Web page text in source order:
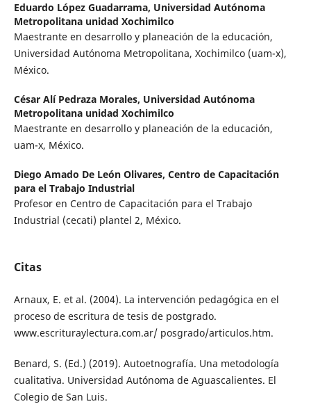
Eduardo López Guadarrama, Universidad Autónoma
Metropolitana unidad Xochimilco
Maestrante en desarrollo y planeación de la educación,
Universidad Autónoma Metropolitana, Xochimilco (uam-x),
México.
César Alí Pedraza Morales, Universidad Autónoma
Metropolitana unidad Xochimilco
Maestrante en desarrollo y planeación de la educación,
uam-x, México.
Diego Amado De León Olivares, Centro de Capacitación
para el Trabajo Industrial
Profesor en Centro de Capacitación para el Trabajo
Industrial (cecati) plantel 2, México.
Citas
Arnaux, E. et al. (2004). La intervención pedagógica en el
proceso de escritura de tesis de postgrado.
www.escrituraylectura.com.ar/ posgrado/articulos.htm.
Benard, S. (Ed.) (2019). Autoetnografía. Una metodología
cualitativa. Universidad Autónoma de Aguascalientes. El
Colegio de San Luis.